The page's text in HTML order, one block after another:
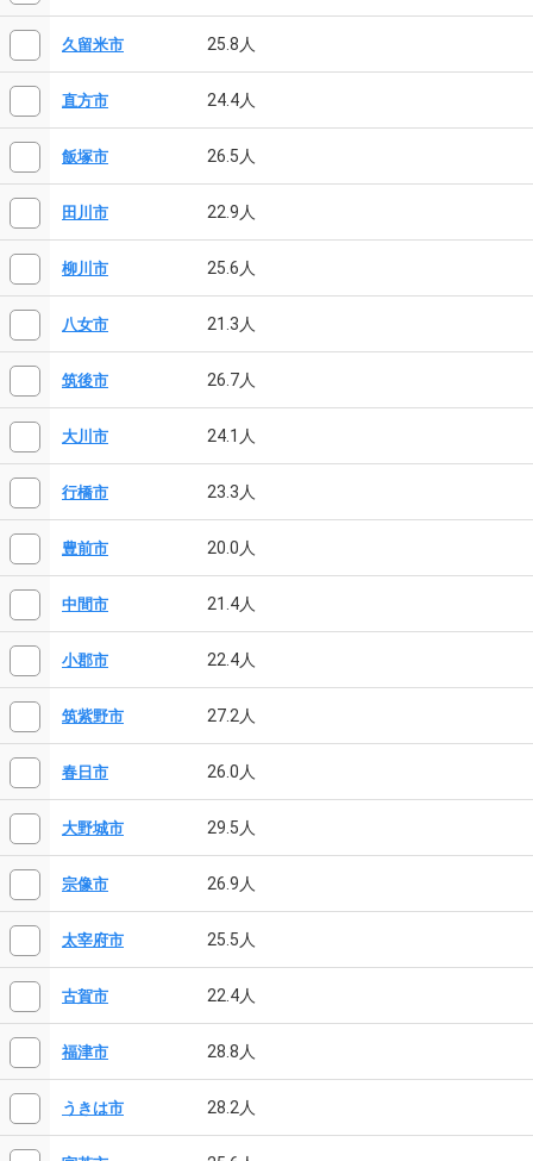
久留米市 25.8人
直方市 24.4人
飯塚市 26.5人
田川市 22.9人
柳川市 25.6人
八女市 21.3人
筑後市 26.7人
大川市 24.1人
行橋市 23.3人
豊前市 20.0人
中間市 21.4人
小郡市 22.4人
筑紫野市 27.2人
春日市 26.0人
大野城市 29.5人
宗像市 26.9人
太宰府市 25.5人
古賀市 22.4人
福津市 28.8人
うきは市 28.2人